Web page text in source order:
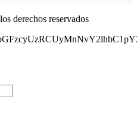
derechos reservados